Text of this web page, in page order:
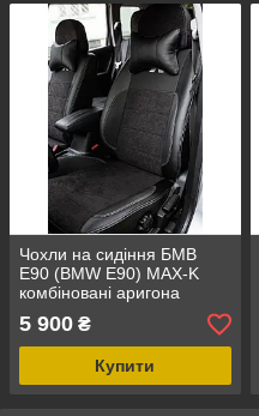
Чохли на сидіння БМВ
Е90 (BMW E90) MAX-K
комбіновані аригона
алькантара
5 900 ₴
Купити